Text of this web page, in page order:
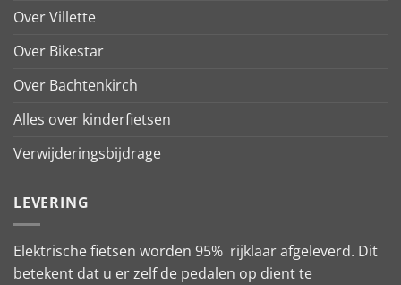
Over Villette
Over Bikestar
Over Bachtenkirch
Alles over kinderfietsen
Verwijderingsbijdrage
LEVERING
Elektrische fietsen worden 95% rijklaar afgeleverd. Dit
betekent dat u er zelf de pedalen op dient te